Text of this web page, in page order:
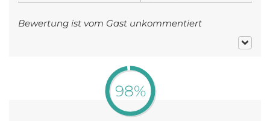
Bewertung ist vom Gast unkommentiert
98%